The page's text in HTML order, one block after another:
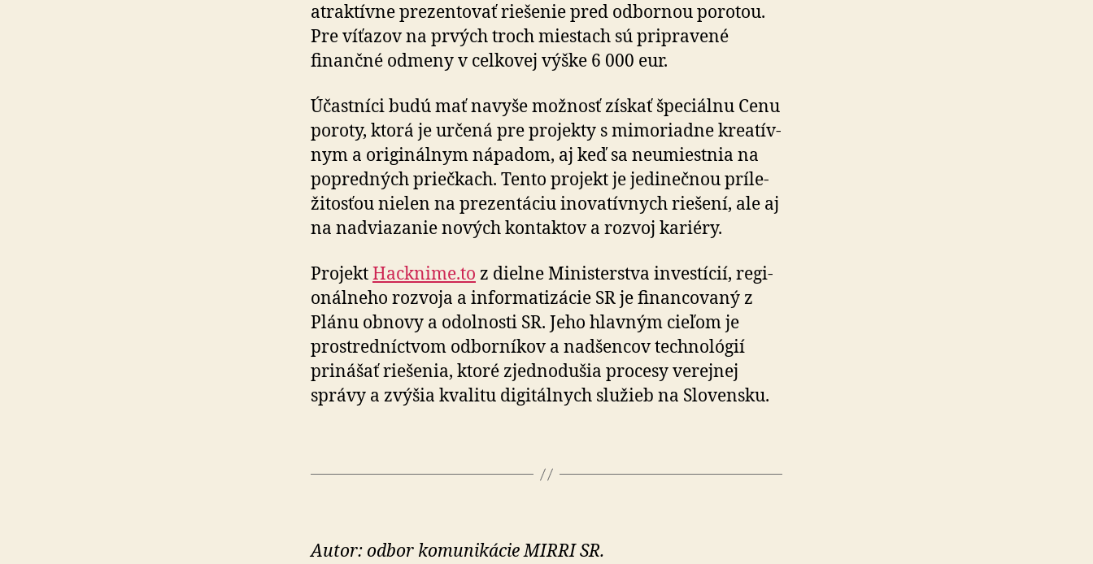
atraktívne prezentovať riešenie pred odbornou porotou.
Pre víťazov na prvých troch miestach sú pripravené
finančné odmeny v celkovej výške 6 000 eur.
Účastníci budú mať navyše možnosť získať špeciálnu Cenu
poroty, ktorá je určená pre projekty s mimoriadne kre­a­tív­
nym a originálnym nápadom, aj keď sa neumiestnia na
popredných priečkach. Tento projekt je jedinečnou prí­le­
ži­tosťou nielen na prezentáciu inovatívnych riešení, ale aj
na nadviazanie nových kontaktov a rozvoj kariéry.
ProjektHacknime.to z dielne Ministerstva investícií, re­gi­
o­nál­neho rozvoja a informatizácie SR je financovaný z
Plánu obnovy a odolnosti SR. Jeho hlavným cieľom je
prostredníctvom odborníkov a nadšencov technológií
prinášať riešenia, ktoré zjednodušia procesy verejnej
správy a zvýšia kvalitu digitálnych služieb na Slovensku.
Autor: odbor komunikácie MIRRI SR.